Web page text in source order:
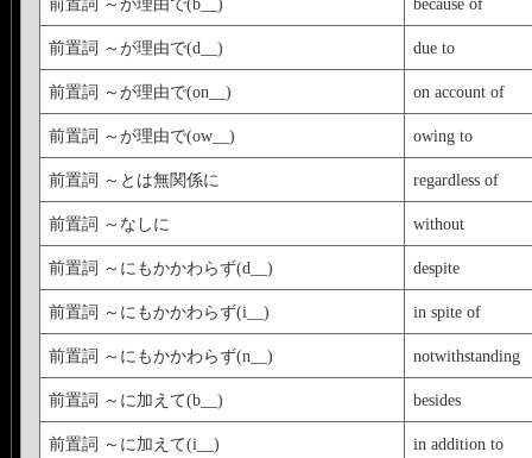
前置詞 ～が理由で(d__) due to
前置詞 ～が理由で(on__) on account of
前置詞 ～が理由で(ow__) owing to
前置詞 ～とは無関係に regardless of
前置詞 ～なしに without
前置詞 ～にもかかわらず(d__) despite
前置詞 ～にもかかわらず(i__) in spite of
前置詞 ～にもかかわらず(n__) notwithstanding
前置詞 ～に加えて(b__) besides
前置詞 ～に加えて(i__) in addition to